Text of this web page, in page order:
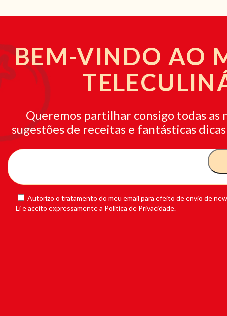
BEM-VINDO AO
Queremos partilhar consigo todas as
sugestões de receitas e fantásticas
Autorizo o tratamento do meu email para efeito de envio de
Li e aceito expressamente a Política de Privacidade.